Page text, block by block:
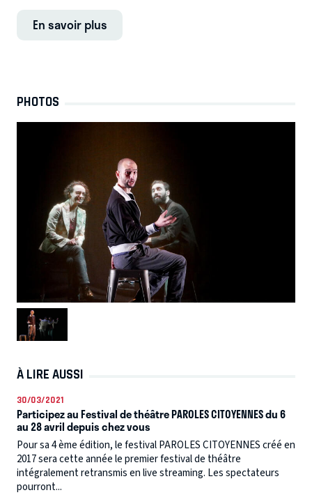
En savoir plus
PHOTOS
À LIRE AUSSI
30/03/2021
Participez au Festival de théâtre PAROLES CITOYENNES du 6
au 28 avril depuis chez vous
Pour sa 4 ème édition, le festival PAROLES CITOYENNES créé en
2017 sera cette année le premier festival de théâtre
intégralement retransmis en live streaming. Les spectateurs
pourront...